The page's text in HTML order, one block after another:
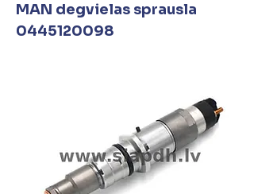
MAN degvielas sprausla
0445120098